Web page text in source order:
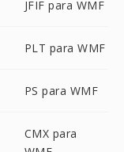
JFIF para WMF
PLT para WMF
PS para WMF
CMX para